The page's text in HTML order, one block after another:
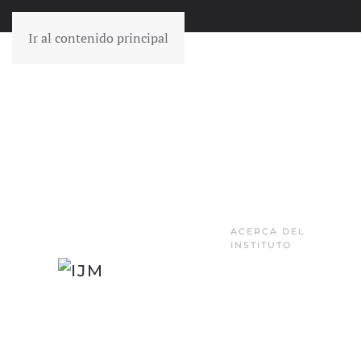
Ir al contenido principal
ACERCA DEL
INSTITUTO